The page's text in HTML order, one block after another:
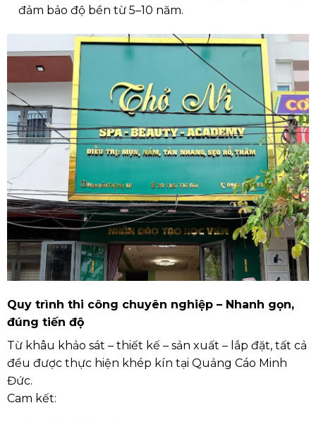
đảm bảo độ bền từ 5–10 năm.
Quy trình thi công chuyên nghiệp – Nhanh gọn,
đúng tiến độ
Từ khâu khảo sát – thiết kế – sản xuất – lắp đặt, tất cả
đều được thực hiện khép kín tại Quảng Cáo Minh
Đức.
Cam kết: